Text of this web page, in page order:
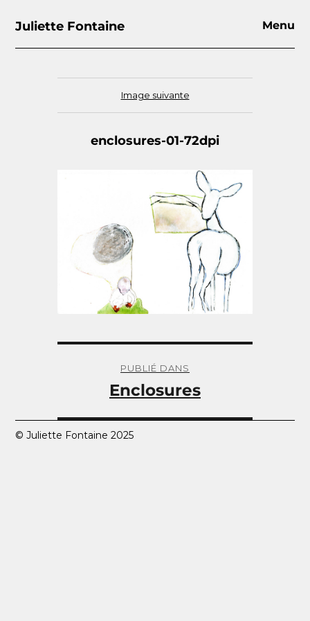
Juliette Fontaine Menu
Image suivante
enclosures-01-72dpi
PUBLIÉ DANS
Enclosures
© Juliette Fontaine 2025